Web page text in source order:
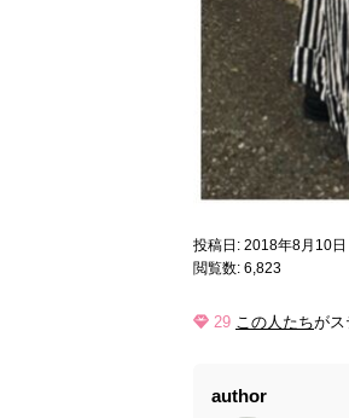
投稿日: 2018年8月10日
閲覧数: 6,823
29 この人たちがス
author